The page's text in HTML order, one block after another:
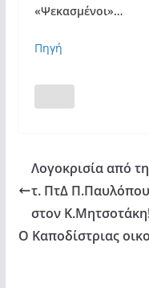
«Ψεκασμένοι»…
Πηγή
Λογοκρισία από
τ. ΠτΔ
στον
Ο Καποδίστριας